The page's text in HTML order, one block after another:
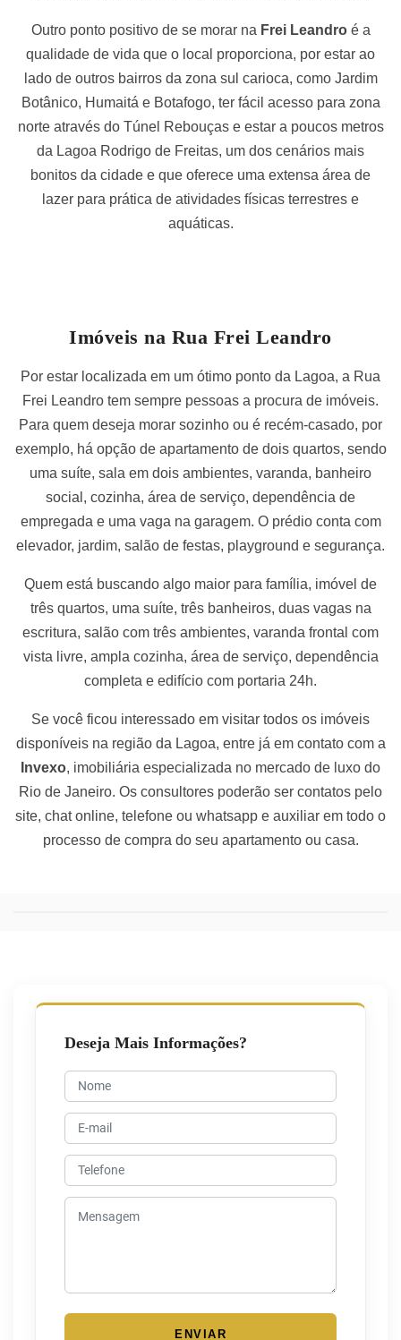
Outro ponto positivo de se morar na Frei Leandroé a
qualidade de vida que o local proporciona, por estar ao
lado de outros bairros da zona sul carioca, como Jardim
Botânico, Humaitá e Botafogo, ter fácil acesso para zona
norte através do Túnel Rebouças e estar a poucos metros
da Lagoa Rodrigo de Freitas, um dos cenários mais
bonitos da cidade e que oferece uma extensa área de
lazer para prática de atividades físicas terrestres e
aquáticas.
Imóveis na Rua Frei Leandro
Por estar localizada em um ótimo ponto da Lagoa, a Rua
Frei Leandro tem sempre pessoas a procura de imóveis.
Para quem deseja morar sozinho ou é recém-casado, por
exemplo, há opção de apartamento de dois quartos, sendo
uma suíte, sala em dois ambientes, varanda, banheiro
social, cozinha, área de serviço, dependência de
empregada e uma vaga na garagem. O prédio conta com
elevador, jardim, salão de festas, playground e segurança.
Quem está buscando algo maior para família, imóvel de
três quartos, uma suíte, três banheiros, duas vagas na
escritura, salão com três ambientes, varanda frontal com
vista livre, ampla cozinha, área de serviço, dependência
completa e edifício com portaria 24h.
Se você ficou interessado em visitar todos os imóveis
disponíveis na região da Lagoa, entre já em contato com a
Invexo, imobiliária especializada no mercado de luxo do
Rio de Janeiro. Os consultores poderão ser contatos pelo
site, chat online, telefone ou whatsapp e auxiliar em todo o
processo de compra do seu apartamento ou casa.
Deseja Mais Informações?
ENVIAR